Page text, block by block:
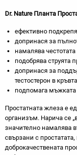
Dr. Nature Планта
ефективно
допринася за
намалява
подобрява струята
допринася за
тестостерон в
подпомага мъжката
Простатната жлеза е
организъм. Нарича се
значително намалява
свързани с
доброкачествената